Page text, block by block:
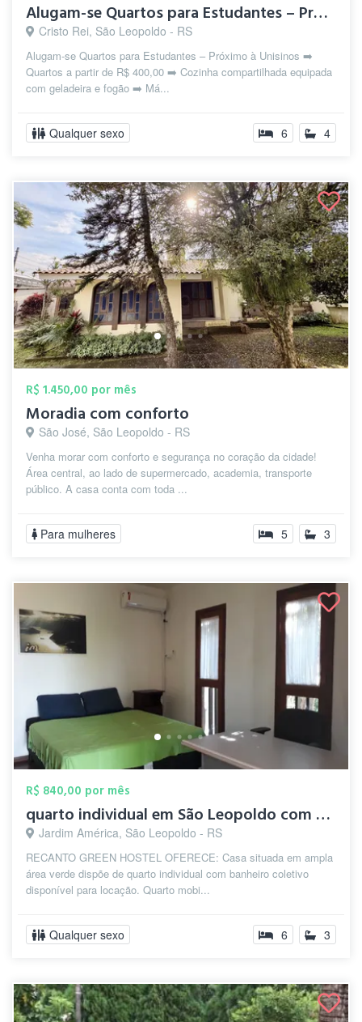
Alugam-se Quartos para Estudantes – Próx...
Cristo Rei, São Leopoldo - RS
Alugam-se Quartos para Estudantes – Próximo à Unisinos ➡️
Quartos a partir de R$ 400,00 ➡️ Cozinha compartilhada equipada
com geladeira e fogão ➡️ Má...
Qualquer sexo 6 4
R$ 1.450,00 por mês
Moradia com conforto
São José, São Leopoldo - RS
Venha morar com conforto e segurança no coração da cidade!
Área central, ao lado de supermercado, academia, transporte
público. A casa conta com toda ...
Para mulheres 5 3
R$ 840,00 por mês
quarto individual em São Leopoldo com de...
Jardim América, São Leopoldo - RS
RECANTO GREEN HOSTEL OFERECE: Casa situada em ampla
área verde dispõe de quarto individual com banheiro coletivo
disponível para locação. Quarto mobi...
Qualquer sexo 6 3